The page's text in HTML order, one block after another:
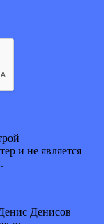
и не является
Денисов